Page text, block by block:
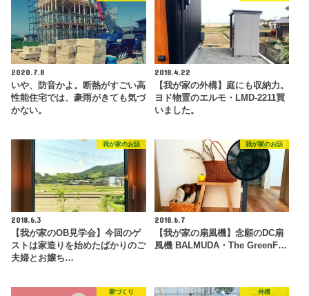
2020.7.8
いや、防音かよ。断熱がすごい高
性能住宅では、豪雨がきても気づ
かない。
2018.4.22
【我が家の外構】庭にも収納力。
ヨド物置のエルモ・LMD-2211買
いました。
我が家のお話
2018.6.3
【我が家のOB見学会】今回のゲ
ストは家造りを始めたばかりのご
夫婦とお嬢ち…
我が家のお話
2018.6.7
【我が家の扇風機】念願のDC扇
風機 BALMUDA・The GreenF…
家づくり 外構